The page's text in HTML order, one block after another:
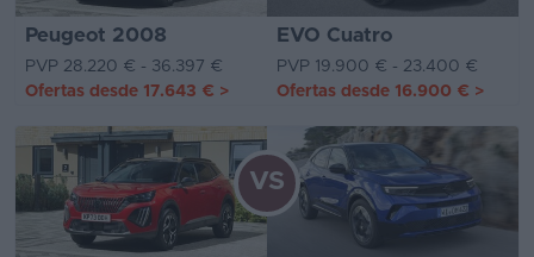
Peugeot 2008 EVO Cuatro
PVP 28.220 € - 36.397 €
PVP 19.900 € - 23.400 €
Ofertas desde 17.643 € > Ofertas desde 16.900 € >
VS